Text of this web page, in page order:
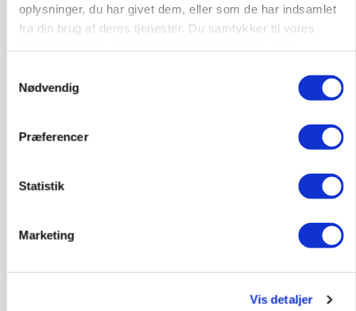
oplysninger, du har givet dem, eller som de har indsamlet
fra din brug af deres tjenester. Du samtykker til vores
Nødvendig
Præferencer
Statistik
Marketing
Vis detaljer
9670, Løgstør NY 03. aug.
Produktionsleder til nyrenoveret
polteopformering
31. jul.